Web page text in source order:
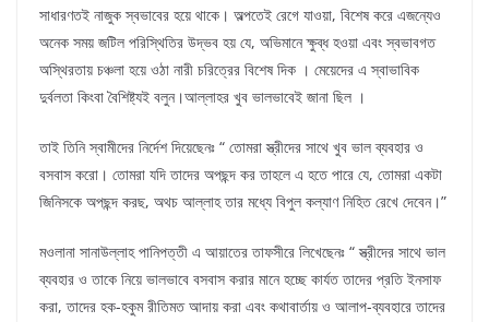
সাধারণতই নাজুক স্বভাবের হয়ে থাকে। অল্পতেই রেগে যাওয়া, বিশেষ করে এজন্যেও
অনেক সময় জটিল পরিস্থিতির উদ্ভব হয় যে, অভিমানে ক্ষুব্ধ হওয়া এবং স্বভাবগত
অস্থিরতায় চঞ্চলা হয়ে ওঠা নারী চরিত্রের বিশেষ দিক । মেয়েদের এ স্বাভাবিক
দুর্বলতা কিংবা বৈশিষ্ট্যই বলুন।আল্লাহর খুব ভালভাবেই জানা ছিল ।
তাই তিনি স্বামীদের নির্দেশ দিয়েছেনঃ “ তোমরা স্ত্রীদের সাথে খুব ভাল ব্যবহার ও
বসবাস করো। তোমরা যদি তাদের অপছন্দ কর তাহলে এ হতে পারে যে, তোমরা একটা
জিনিসকে অপছন্দ করছ, অথচ আল্লাহ তার মধ্যে বিপুল কল্যাণ নিহিত রেখে দেবেন।”
মওলানা সানাউল্লাহ পানিপত্তী এ আয়াতের তাফসীরে লিখেছেনঃ “ স্ত্রীদের সাথে ভাল
ব্যবহার ও তাকে নিয়ে ভালভাবে বসবাস করার মানে হচ্ছে কার্যত তাদের প্রতি ইনসাফ
করা, তাদের হক-হকুম রীতিমত আদায় করা এবং কথাবার্তায় ও আলাপ-ব্যবহারে তাদের